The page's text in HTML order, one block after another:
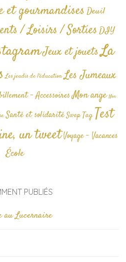
et gourmandises Deuil
/ Loisirs / SortiesDIY
Jeux et jouetsLa
Les jeudis de l'éducation Les Jumeaux
- AccessoiresMon ange Non
Santé et solidarité Swap TagTest
un tweetVoyage - Vacances
École
PUBLIÉS
au Lucernaire